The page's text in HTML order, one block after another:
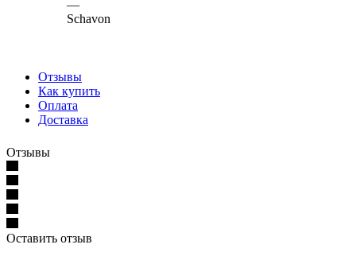
—
Schavon
Отзывы
Как купить
Оплата
Доставка
Отзывы
Оставить отзыв